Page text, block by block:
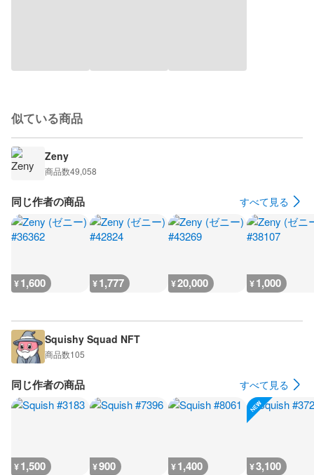
似ている商品
Zeny
商品数49,058
同じ作者の商品 すべて見る
¥1,600 ¥1,777 ¥20,000 ¥1,000
Squishy Squad NFT
商品数105
同じ作者の商品 すべて見る
¥1,500 ¥900 ¥1,400 ¥3,100